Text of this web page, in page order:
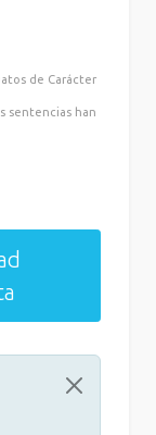
de Carácter
sentencias han